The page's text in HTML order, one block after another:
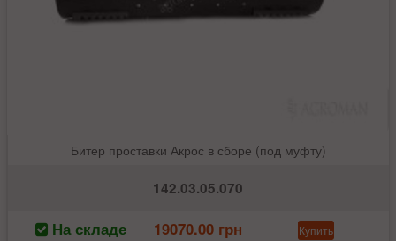
Битер проставки Акрос в сборе (под муфту)
142.03.05.070
На складе 19070.00 грн Купить